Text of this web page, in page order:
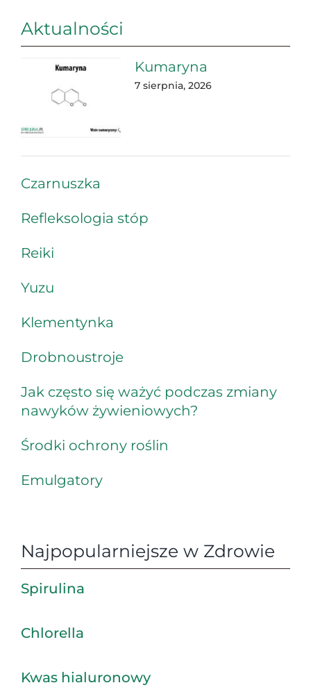
Aktualności
Kumaryna
7 sierpnia, 2026
Czarnuszka
Refleksologia stóp
Reiki
Yuzu
Klementynka
Drobnoustroje
Jak często się ważyć podczas zmiany
nawyków żywieniowych?
Środki ochrony roślin
Emulgatory
Najpopularniejsze w Zdrowie
Spirulina
Chlorella
Kwas hialuronowy